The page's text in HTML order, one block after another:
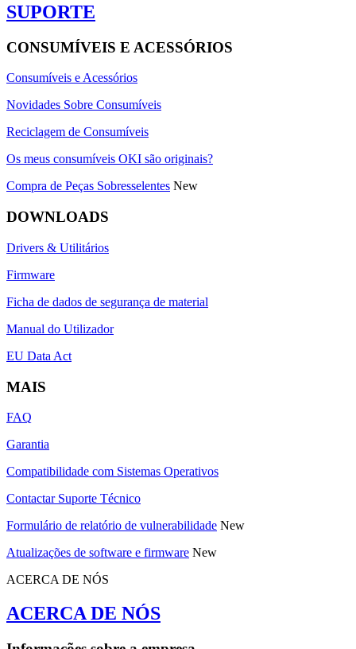
SUPORTE
CONSUMÍVEIS E ACESSÓRIOS
Consumíveis e Acessórios
Novidades Sobre Consumíveis
Reciclagem de Consumíveis
Os meus consumíveis OKI são originais?
Compra de Peças Sobresselentes New
DOWNLOADS
Drivers & Utilitários
Firmware
Ficha de dados de segurança de material
Manual do Utilizador
EU Data Act
MAIS
FAQ
Garantia
Compatibilidade com Sistemas Operativos
Contactar Suporte Técnico
Formulário de relatório de vulnerabilidade New
Atualizações de software e firmware New
ACERCA DE NÓS
ACERCA DE NÓS